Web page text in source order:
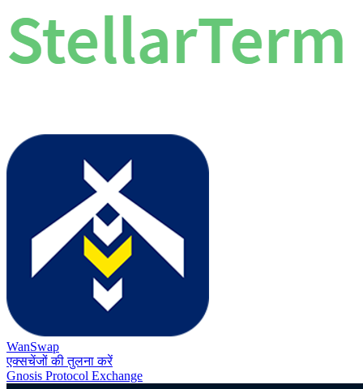
WanSwap
एक्सचेंजों की तुलना करें
Gnosis Protocol Exchange